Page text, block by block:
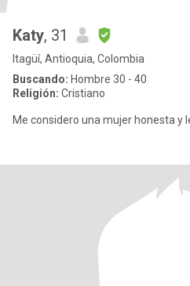
Katy, 31
Itagüí, Antioquia, Colombia
Buscando: Hombre 30 - 40
Religión: Cristiano
Me considero una mujer honesta y